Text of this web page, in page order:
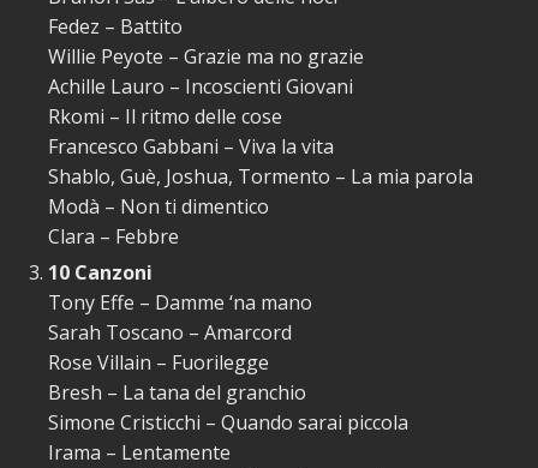
Fedez – Battito
Willie Peyote – Grazie ma no grazie
Achille Lauro – Incoscienti Giovani
Rkomi – Il ritmo delle cose
Francesco Gabbani – Viva la vita
Shablo, Guè, Joshua, Tormento – La mia parola
Modà – Non ti dimentico
Clara – Febbre
10 Canzoni
Tony Effe – Damme ‘na mano
Sarah Toscano – Amarcord
Rose Villain – Fuorilegge
Bresh – La tana del granchio
Simone Cristicchi – Quando sarai piccola
Irama – Lentamente